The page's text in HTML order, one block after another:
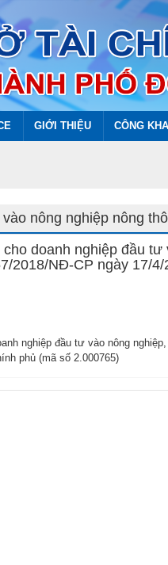
GIỚI THIỆU CÔNG KHAI
nông nghiệp nông
doanh nghiệp đầu tư
2018/NĐ-CP ngày 17/
nghiệp đầu tư vào nông
phủ (mã số 2.000765)